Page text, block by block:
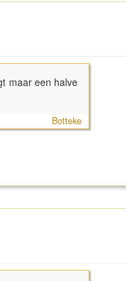
maar een halve
Botteke